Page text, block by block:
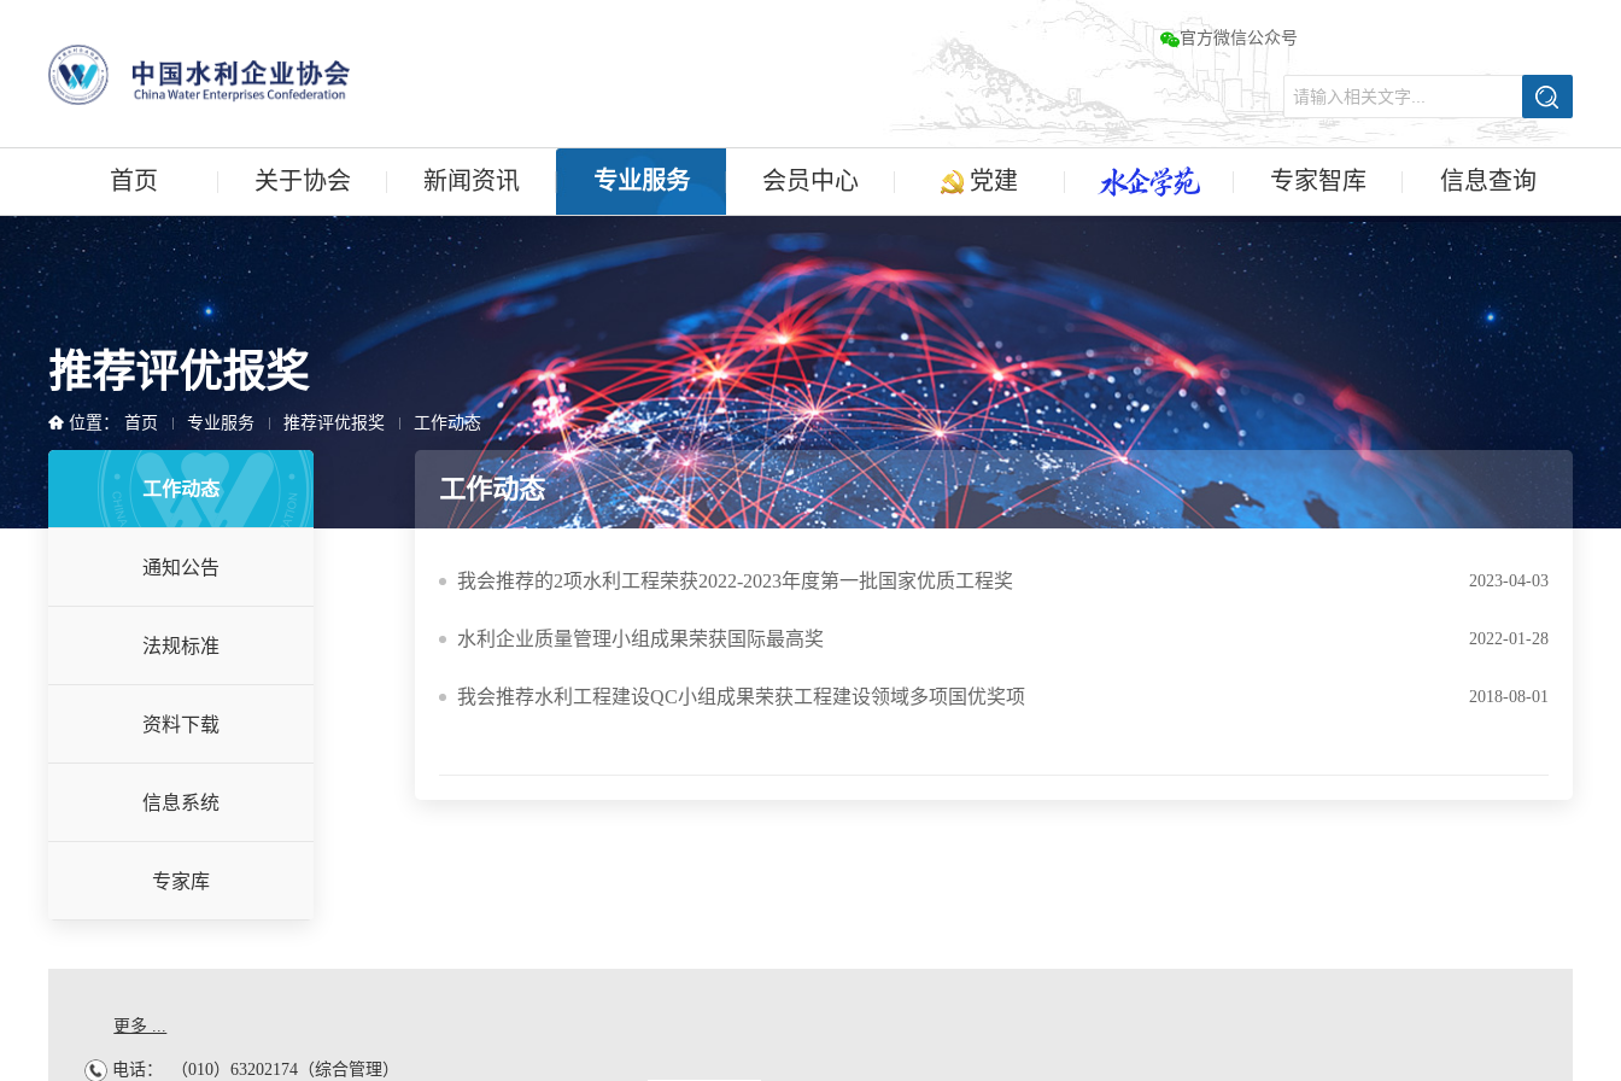
官方微信公众号
首页 关于协会 新闻资讯 专业服务 会员中心 党建 专家智库 信息查询
推荐评优报奖
位置： 首页 专业服务 推荐评优报奖 工作动态
工作动态
通知公告
法规标准
资料下载
信息系统
专家库
工作动态
我会推荐的2项水利工程荣获2022-2023年度第一批国家优质工程奖 2023-04-03
水利企业质量管理小组成果荣获国际最高奖 2022-01-28
我会推荐水利工程建设QC小组成果荣获工程建设领域多项国优奖项 2018-08-01
更多 ...
电话： （010）63202174（综合管理）